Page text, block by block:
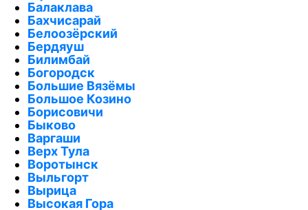
Балаклава
Бахчисарай
Белоозёрский
Бердяуш
Билимбай
Богородск
Большие Вязёмы
Большое Козино
Борисовичи
Быково
Варгаши
Верх Тула
Воротынск
Выльгорт
Вырица
Высокая Гора